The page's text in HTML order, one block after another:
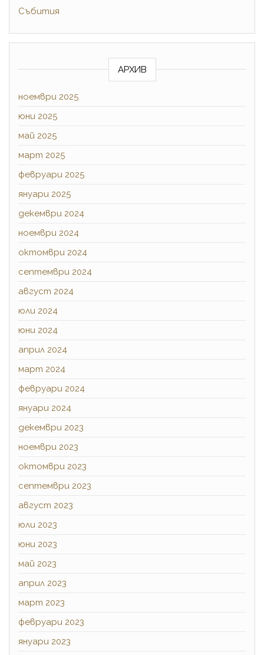
Събития
АРХИВ
ноември 2025
юни 2025
май 2025
март 2025
февруари 2025
януари 2025
декември 2024
ноември 2024
октомври 2024
септември 2024
август 2024
юли 2024
юни 2024
април 2024
март 2024
февруари 2024
януари 2024
декември 2023
ноември 2023
октомври 2023
септември 2023
август 2023
юли 2023
юни 2023
май 2023
април 2023
март 2023
февруари 2023
януари 2023